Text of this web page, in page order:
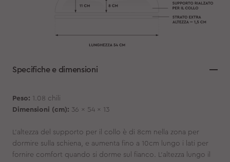
Specifiche e dimensioni
Peso: 1.08 chili
Dimensioni (cm): 36 x 54 x 13
L'altezza del supporto per il collo è di 8cm nella zona per
dormire sulla schiena, e aumenta fino a 10cm lungo i lati per
fornire comfort quando si dorme sul fianco. L'altezza lungo il